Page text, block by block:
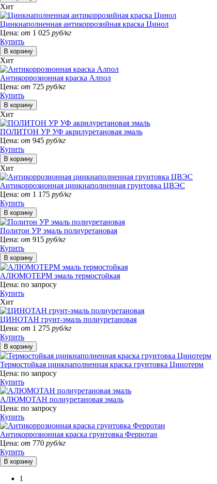
Хит
Цинкнаполненная антикоррозийная краска Цинол
Цена: от 1 025 руб/кг
Купить
Хит
Антикоррозионная краска Алпол
Цена: от 725 руб/кг
Купить
Хит
ПОЛИТОН УР УФ акрилуретановая эмаль
Цена: от 945 руб/кг
Купить
Хит
Антикоррозионная цинкнаполненная грунтовка ЦВЭС
Цена: от 1 175 руб/кг
Купить
Политон УР эмаль полиуретановая
Цена: от 915 руб/кг
Купить
АЛЮМОТЕРМ эмаль термостойкая
Цена: по запросу
Купить
Хит
ЦИНОТАН грунт-эмаль полиуретановая
Цена: от 1 275 руб/кг
Купить
Термостойкая цинкнаполненная краска грунтовка Цинотерм
Цена: по запросу
Купить
АЛЮМОТАН полиуретановая эмаль
Цена: по запросу
Купить
Антикоррозионная краска грунтовка Ферротан
Цена: от 770 руб/кг
Купить
1